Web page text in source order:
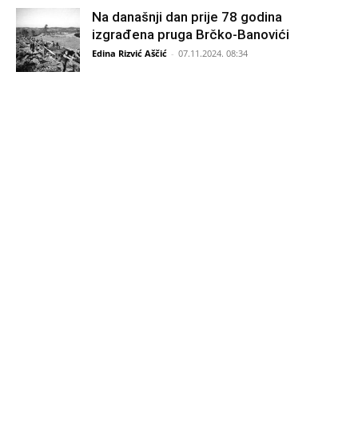
Na današnji dan prije 78 godina
izgrađena pruga Brčko-Banovići
Edina Rizvić Aščić - 07.11.2024. 08:34